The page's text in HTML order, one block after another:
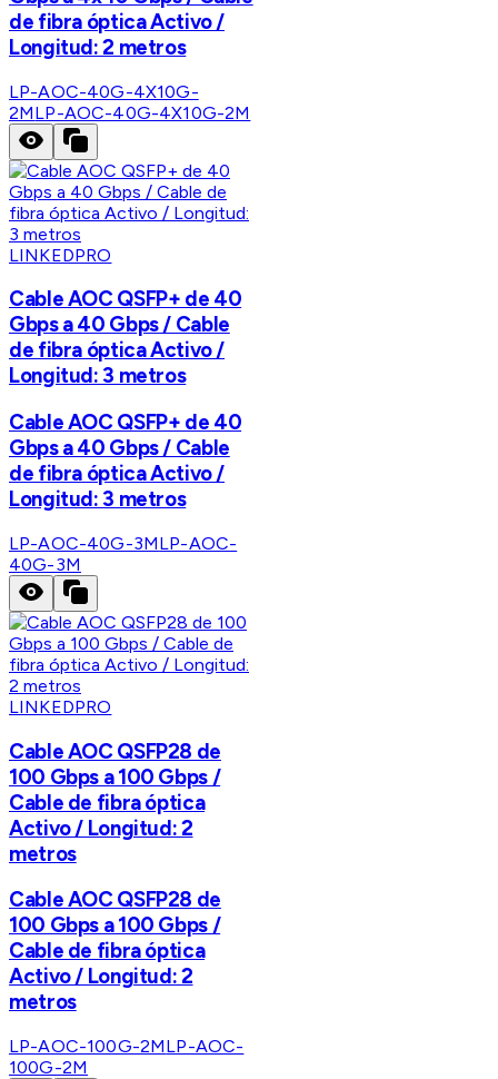
de fibra óptica Activo /
Longitud: 2 metros
LP-AOC-40G-4X10G-
2MLP-AOC-40G-4X10G-2M
LINKEDPRO
Cable AOC QSFP+ de 40
Gbps a 40 Gbps / Cable
de fibra óptica Activo /
Longitud: 3 metros
Cable AOC QSFP+ de 40
Gbps a 40 Gbps / Cable
de fibra óptica Activo /
Longitud: 3 metros
LP-AOC-40G-3MLP-AOC-
40G-3M
LINKEDPRO
Cable AOC QSFP28 de
100 Gbps a 100 Gbps /
Cable de fibra óptica
Activo / Longitud: 2
metros
Cable AOC QSFP28 de
100 Gbps a 100 Gbps /
Cable de fibra óptica
Activo / Longitud: 2
metros
LP-AOC-100G-2MLP-AOC-
100G-2M